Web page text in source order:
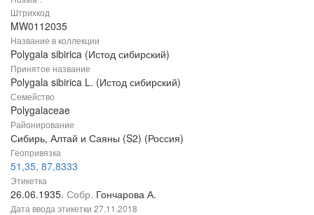
Штрихкод
MW0112035
Название в коллекции
Polygala sibirica (Истод сибирский)
Принятое название
Polygala sibirica L. (Истод сибирский)
Семейство
Polygalaceae
Районирование
Сибирь, Алтай и Саяны (S2) (Россия)
Геопривязка
51,35, 87,8333
Этикетка
26.06.1935. Собр. Гончарова А.
Дата ввода этикетки 27.11.2018